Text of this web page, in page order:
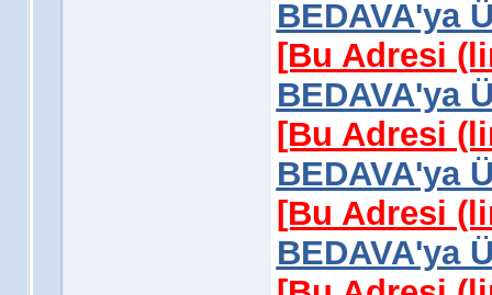
BEDAVA'ya
[Bu Adresi
BEDAVA'ya
[Bu Adresi
BEDAVA'ya
[Bu Adresi
BEDAVA'ya